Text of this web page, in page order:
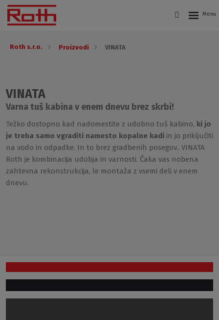
Roth s.r.o. Proizvodi VINATA
VINATA
Varna tuš kabina v enem dnevu brez skrbi!
Težko dostopno kad nadomestite z udobno tuš kabino, ki jo
je treba samo vgraditi namesto kopalne kadi in jo priključiti
na vodo in odpadke. In to brez gradbenih posegov.. VINATA
Roth je kombinacija udobja in varnosti. Čaka vas nobena
zahtevna rekonstrukcija, le montaža z vsemi deli v enem
dnevu.